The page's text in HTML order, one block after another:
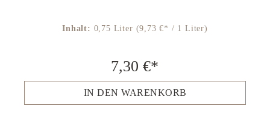
Inhalt: 0,75 Liter (9,73 €* / 1 Liter)
7,30 €*
IN DEN WARENKORB